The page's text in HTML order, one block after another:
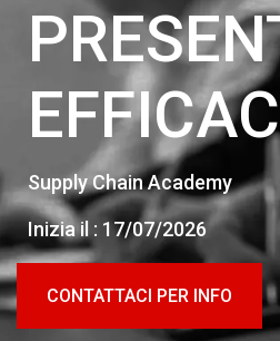
Supply Chain Academy
Inizia il : 17/07/2026
CONTATTACI PER INFO